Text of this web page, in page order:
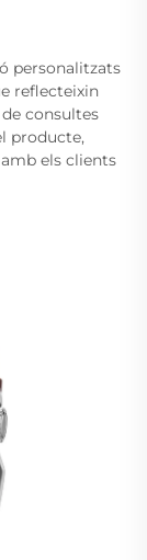
personalitzats
reflecteixin
consultes
producte,
els clients